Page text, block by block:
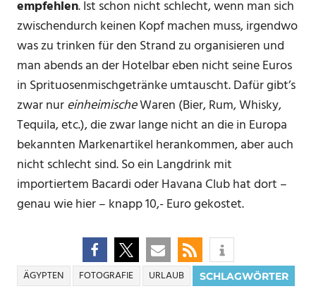
empfehlen. Ist schon nicht schlecht, wenn man sich
zwischendurch keinen Kopf machen muss, irgendwo
was zu trinken für den Strand zu organisieren und
man abends an der Hotelbar eben nicht seine Euros
in Sprituosenmischgetränke umtauscht. Dafür gibt’s
zwar nureinheimischeWaren (Bier, Rum, Whisky,
Tequila, etc.), die zwar lange nicht an die in Europa
bekannten Markenartikel herankommen, aber auch
nicht schlecht sind. So ein Langdrink mit
importiertem Bacardi oder Havana Club hat dort –
genau wie hier – knapp 10,- Euro gekostet.
SCHLAGWÖRTER
ÄGYPTEN FOTOGRAFIE URLAUB